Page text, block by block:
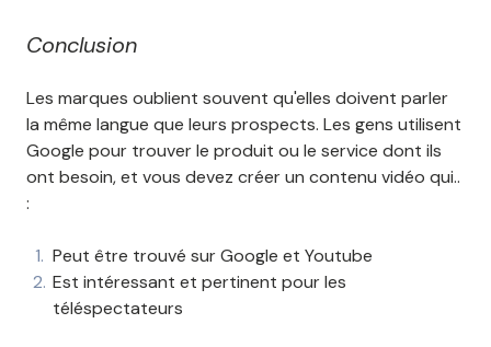
Conclusion
Les marques oublient souvent qu'elles doivent parler
la même langue que leurs prospects. Les gens utilisent
Google pour trouver le produit ou le service dont ils
ont besoin, et vous devez créer un contenu vidéo qui..
:
Peut être trouvé sur Google et Youtube
Est intéressant et pertinent pour les
téléspectateurs